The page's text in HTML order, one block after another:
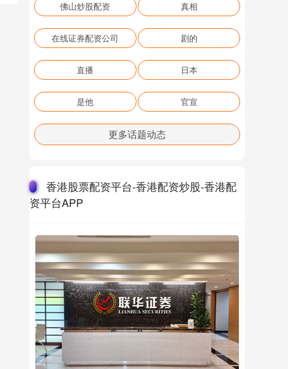
佛山炒股配资 真相
在线证券配资公司 剧的
直播 日本
是他 官宣
更多话题动态
香港股票配资平台-香港配资炒股-香港配
资平台APP